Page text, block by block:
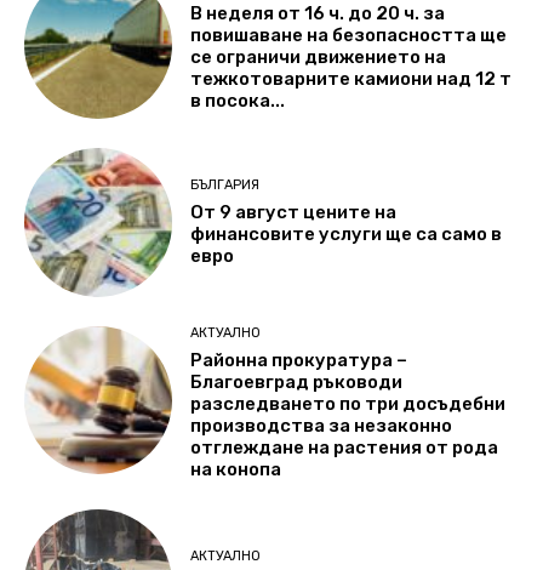
В неделя от 16 ч. до 20 ч. за
повишаване на безопасността ще
се ограничи движението на
тежкотоварните камиони над 12 т
в посока...
БЪЛГАРИЯ
От 9 август цените на
финансовите услуги ще са само в
евро
АКТУАЛНО
Районна прокуратура –
Благоевград ръководи
разследването по три досъдебни
производства за незаконно
отглеждане на растения от рода
на конопа
АКТУАЛНО